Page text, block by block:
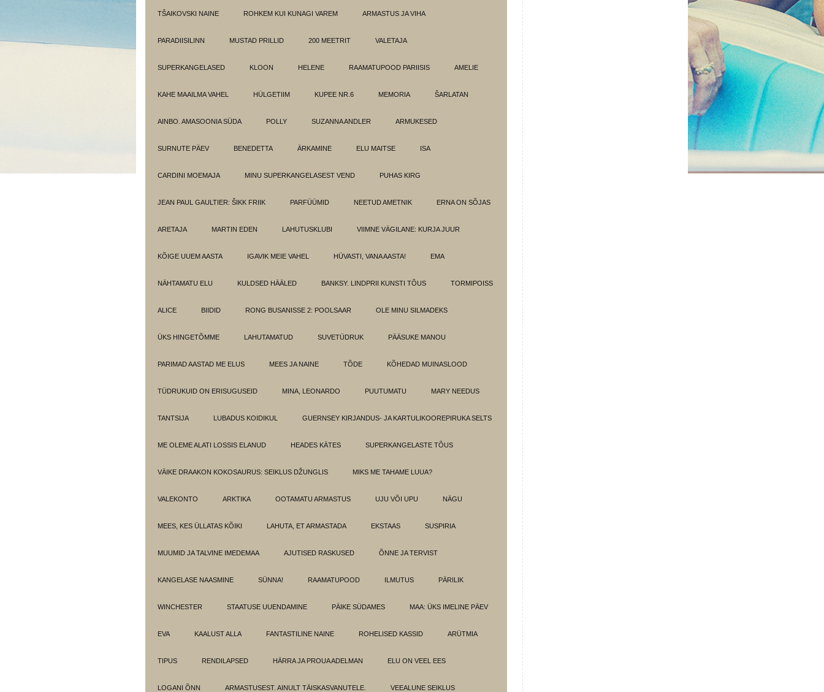
TŠAIKOVSKI NAINE ROHKEM KUI KUNAGI VAREM ARMASTUS JA VIHA
PARADIISILINN MUSTAD PRILLID 200 MEETRIT VALETAJA
SUPERKANGELASED KLOON HELENE RAAMATUPOOD PARIISIS AMELIE
KAHE MAAILMA VAHEL HÜLGETIIM KUPEE NR.6 MEMORIA ŠARLATAN
AINBO. AMASOONIA SÜDA POLLY SUZANNA ANDLER ARMUKESED
SURNUTE PÄEV BENEDETTA ÄRKAMINE ELU MAITSE ISA
CARDINI MOEMAJA MINU SUPERKANGELASEST VEND PUHAS KIRG
JEAN PAUL GAULTIER: ŠIKK FRIIK PARFÜÜMID NEETUD AMETNIK ERNA ON SÕJAS
ARETAJA MARTIN EDEN LAHUTUSKLUBI VIIMNE VÄGILANE: KURJA JUUR
KÕIGE UUEM AASTA IGAVIK MEIE VAHEL HÜVASTI, VANA AASTA! EMA
NÄHTAMATU ELU KULDSED HÄÄLED BANKSY. LINDPRII KUNSTI TÕUS TORMIPOISS
ALICE BIIDID RONG BUSANISSE 2: POOLSAAR OLE MINU SILMADEKS
ÜKS HINGETÕMME LAHUTAMATUD SUVETÜDRUK PÄÄSUKE MANOU
PARIMAD AASTAD ME ELUS MEES JA NAINE TÕDE KÕHEDAD MUINASLOOD
TÜDRUKUID ON ERISUGUSEID MINA, LEONARDO PUUTUMATU MARY NEEDUS
TANTSIJA LUBADUS KOIDIKUL GUERNSEY KIRJANDUS- JA KARTULIKOOREPIRUKA SELTS
ME OLEME ALATI LOSSIS ELANUD HEADES KÄTES SUPERKANGELASTE TÕUS
VÄIKE DRAAKON KOKOSAURUS: SEIKLUS DŽUNGLIS MIKS ME TAHAME LUUA?
VALEKONTO ARKTIKA OOTAMATU ARMASTUS UJU VÕI UPU NÄGU
MEES, KES ÜLLATAS KÕIKI LAHUTA, ET ARMASTADA EKSTAAS SUSPIRIA
MUUMID JA TALVINE IMEDEMAA AJUTISED RASKUSED ÕNNE JA TERVIST
KANGELASE NAASMINE SÜNNA! RAAMATUPOOD ILMUTUS PÄRILIK
WINCHESTER STAATUSE UUENDAMINE PÄIKE SÜDAMES MAA: ÜKS IMELINE PÄEV
EVA KAALUST ALLA FANTASTILINE NAINE ROHELISED KASSID ARÜTMIA
TIPUS RENDILAPSED HÄRRA JA PROUA ADELMAN ELU ON VEEL EES
LOGANI ÕNN ARMASTUSEST. AINULT TÄISKASVANUTELE. VEEALUNE SEIKLUS